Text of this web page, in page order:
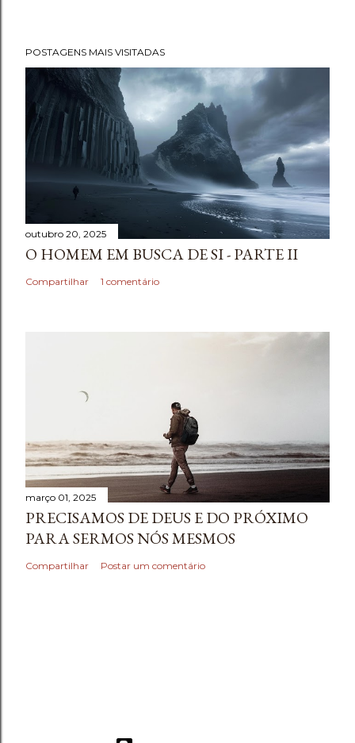
POSTAGENS MAIS VISITADAS
outubro 20, 2025
O HOMEM EM BUSCA DE SI - PARTE II
Compartilhar 1 comentário
março 01, 2025
PRECISAMOS DE DEUS E DO PRÓXIMO
PARA SERMOS NÓS MESMOS
Compartilhar Postar um comentário